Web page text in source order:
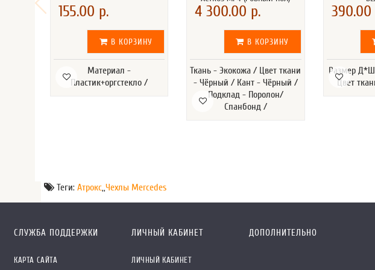
155.00 р.
В КОРЗИНУ
Материал -
Пластик+оргстекло /
4 300.00 р.
В КОРЗИНУ
Ткань - Экокожа / Цвет ткани
- Чёрный / Кант - Чёрный /
Подклад - Поролон/
Спанбонд /
390.00
Размер
Цвет
Теги:Атрокс ,Чехлы Mercedes
СЛУЖБА ПОДДЕРЖКИ
КАРТА САЙТА
ЛИЧНЫЙ КАБИНЕТ
ЛИЧНЫЙ КАБИНЕТ
ДОПОЛНИТЕЛЬНО